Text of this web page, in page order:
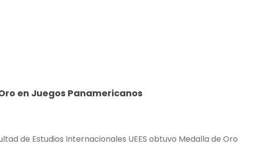
en Juegos Panamericanos
de Estudios Internacionales UEES obtuvo Medalla de Oro